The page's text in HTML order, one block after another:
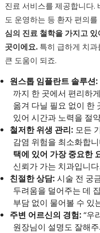
진료 서비스를 제공합니다.
도 운영하는 등 환자 편의
심의 진료 철학을 가지고
곳이에요. 특히 급하게 치
큰 도움이 되죠.
원스톱 임플란트 솔루션:
까지 한 곳에서 편리하
옮겨 다닐 필요 없이 한
있어 시간과 노력을 절
철저한 위생 관리: 모든
감염 위험을 최소화합
택에 있어 가장 중요한
신뢰가 가는 치과입니다.
친절한 상담: 시술 전 궁
두려움을 덜어주는 데
부담 없이 물어볼 수 있
주변 어르신의 경험: “우
원장님이 설명도 잘해